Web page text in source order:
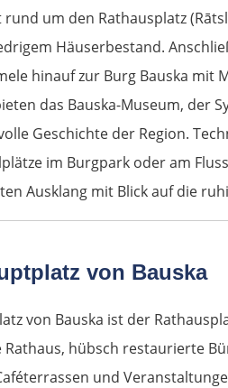
um den Rathausplatz
Häuserbestand.
hinauf zur Burg Bauska mit
das Bauska-Museum, der
Geschichte der Region.
im Burgpark oder am
Ausklang mit Blick auf die
von Bauska
von Bauska ist der
hübsch restaurierte
und